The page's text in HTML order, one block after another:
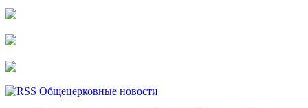
Общецерковные новости